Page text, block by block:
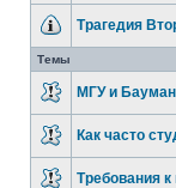
Трагедия
Темы
МГУ и
Как часто
Требования